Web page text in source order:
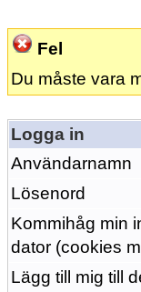
Fel
Du måste vara
Logga in
Användarnamn
Lösenord
Kommihåg min
dator (cookies
Lägg till mig till